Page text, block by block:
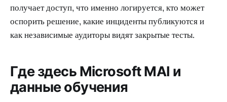
получает доступ, что именно логируется, кто может
оспорить решение, какие инциденты публикуются и
как независимые аудиторы видят закрытые тесты.
Где здесь Microsoft MAI и
данные обучения